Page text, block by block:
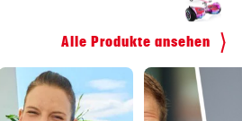
Alle Produkte ansehen